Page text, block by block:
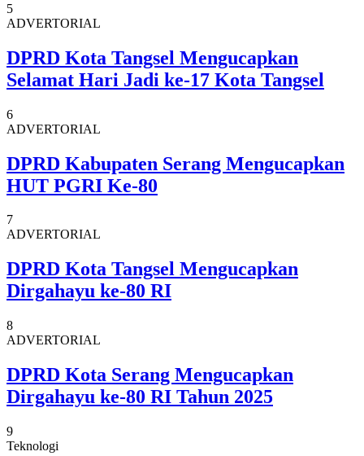
5
ADVERTORIAL
DPRD Kota Tangsel Mengucapkan
Selamat Hari Jadi ke-17 Kota Tangsel
6
ADVERTORIAL
DPRD Kabupaten Serang Mengucapkan
HUT PGRI Ke-80
7
ADVERTORIAL
DPRD Kota Tangsel Mengucapkan
Dirgahayu ke-80 RI
8
ADVERTORIAL
DPRD Kota Serang Mengucapkan
Dirgahayu ke-80 RI Tahun 2025
9
Teknologi